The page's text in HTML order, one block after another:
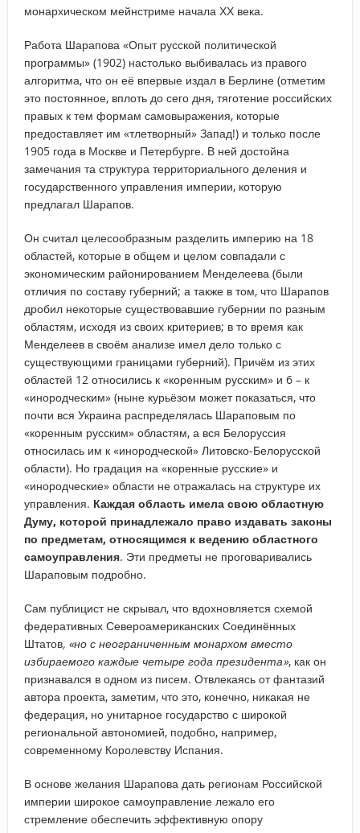
монархическом мейнстриме начала ХХ века.
Работа Шарапова «Опыт русской политической
программы» (1902) настолько выбивалась из правого
алгоритма, что он её впервые издал в Берлине (отметим
это постоянное, вплоть до сего дня, тяготение российских
правых к тем формам самовыражения, которые
предоставляет им «тлетворный» Запад!) и только после
1905 года в Москве и Петербурге. В ней достойна
замечания та структура территориального деления и
государственного управления империи, которую
предлагал Шарапов.
Он считал целесообразным разделить империю на 18
областей, которые в общем и целом совпадали с
экономическим районированием Менделеева (были
отличия по составу губерний; а также в том, что Шарапов
дробил некоторые существовавшие губернии по разным
областям, исходя из своих критериев; в то время как
Менделеев в своём анализе имел дело только с
существующими границами губерний). Причём из этих
областей 12 относились к «коренным русским» и 6 – к
«инородческим» (ныне курьёзом может показаться, что
почти вся Украина распределялась Шараповым по
«коренным русским» областям, а вся Белоруссия
относилась им к «инородческой» Литовско-Белорусской
области). Но градация на «коренные русские» и
«инородческие» области не отражалась на структуре их
управления. Каждая область имела свою областную
Думу, которой принадлежало право издавать законы
по предметам, относящимся к ведению областного
самоуправления. Эти предметы не проговаривались
Шараповым подробно.
Сам публицист не скрывал, что вдохновляется схемой
федеративных Североамериканских Соединённых
Штатов, «но с неограниченным монархом вместо
избираемого каждые четыре года президента», как он
признавался в одном из писем. Отвлекаясь от фантазий
автора проекта, заметим, что это, конечно, никакая не
федерация, но унитарное государство с широкой
региональной автономией, подобно, например,
современному Королевству Испания.
В основе желания Шарапова дать регионам Российской
империи широкое самоуправление лежало его
стремление обеспечить эффективную опору